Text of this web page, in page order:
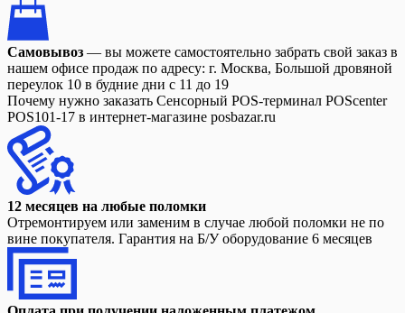
Самовывоз — вы можете самостоятельно забрать свой заказ в
нашем офисе продаж по адресу: г. Москва, Большой дровяной
переулок 10 в будние дни с 11 до 19
Почему нужно заказать Сенсорный POS-терминал POScenter
POS101-17 в интернет-магазине posbazar.ru
12 месяцев на любые поломки
Отремонтируем или заменим в случае любой поломки не по
вине покупателя. Гарантия на Б/У оборудование 6 месяцев